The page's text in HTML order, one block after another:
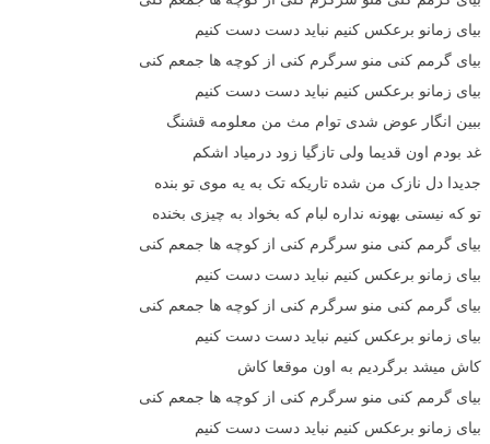
بیای زمانو برعکس کنیم نباید دست دست کنیم
بیای گرمم کنی منو سرگرم کنی از کوچه ها جمعم کنی
بیای زمانو برعکس کنیم نباید دست دست کنیم
ببین انگار عوض شدی توام مث من معلومه قشنگ
غد بودم اون قدیما ولی تازگیا زود درمیاد اشکم
جدیدا دل نازک من شده تاریکه تک به یه موی تو بنده
تو که نیستی بهونه نداره لبام که بخواد به چیزی بخنده
بیای گرمم کنی منو سرگرم کنی از کوچه ها جمعم کنی
بیای زمانو برعکس کنیم نباید دست دست کنیم
بیای گرمم کنی منو سرگرم کنی از کوچه ها جمعم کنی
بیای زمانو برعکس کنیم نباید دست دست کنیم
کاش میشد برگردیم به اون موقعا کاش
بیای گرمم کنی منو سرگرم کنی از کوچه ها جمعم کنی
بیای زمانو برعکس کنیم نباید دست دست کنیم